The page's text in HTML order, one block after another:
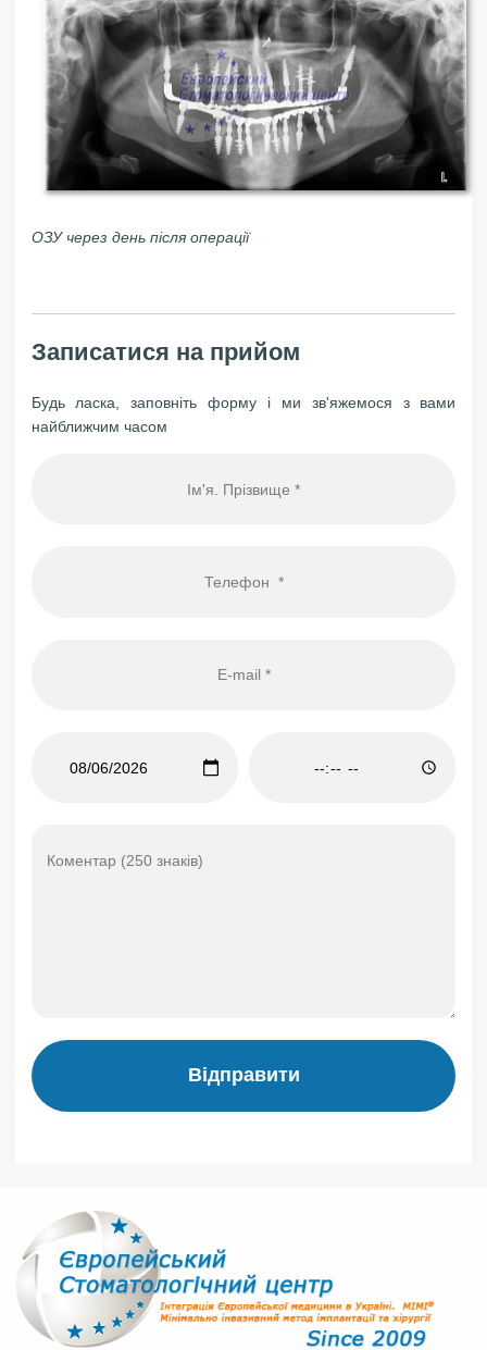
ОЗУ через день після операції
Записатися на прийом
Будь ласка, заповніть форму і ми зв'яжемося з вами
найближчим часом
Відправити